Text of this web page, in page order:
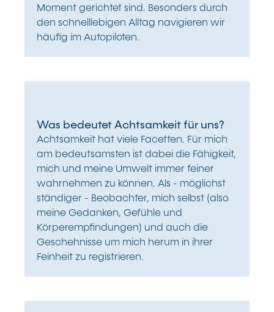
Moment gerichtet sind. Besonders durch
den schnelllebigen Alltag navigieren wir
häufig im Autopiloten.
Was bedeutet Achtsamkeit für uns?
Achtsamkeit hat viele Facetten. Für mich
am bedeutsamsten ist dabei die Fähigkeit,
mich und meine Umwelt immer feiner
wahrnehmen zu können. Als - möglichst
ständiger - Beobachter, mich selbst (also
meine Gedanken, Gefühle und
Körperempfindungen) und auch die
Geschehnisse um mich herum in ihrer
Feinheit zu registrieren.